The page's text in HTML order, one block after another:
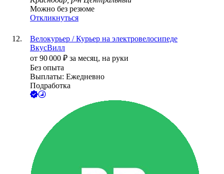
Можно без резюме
Откликнуться
Велокурьер / Курьер на электровелосипеде
ВкусВилл
от 90 000 ₽ за месяц, на руки
Без опыта
Выплаты: Ежедневно
Подработка